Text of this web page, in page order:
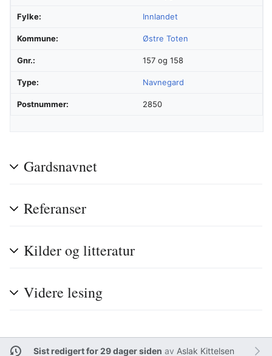
Fylke: Innlandet
Kommune: Østre Toten
Gnr.: 157 og 158
Type: Navnegard
Postnummer: 2850
Gardsnavnet
Referanser
Kilder og litteratur
Videre lesing
Sist redigert for 29 dager siden av Aslak Kittelsen